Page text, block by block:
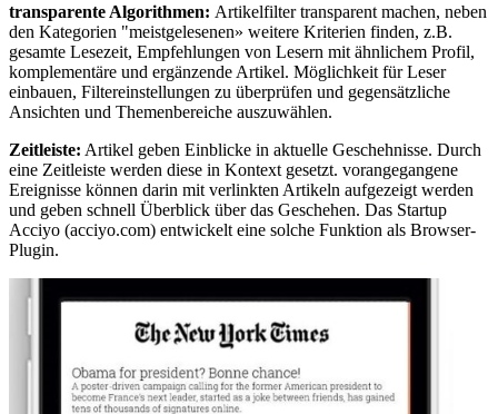
transparente Algorithmen: Artikelfilter transparent machen, neben
den Kategorien "meistgelesenen» weitere Kriterien finden, z.B.
gesamte Lesezeit, Empfehlungen von Lesern mit ähnlichem Profil,
komplementäre und ergänzende Artikel. Möglichkeit für Leser
einbauen, Filtereinstellungen zu überprüfen und gegensätzliche
Ansichten und Themenbereiche auszuwählen.
Zeitleiste: Artikel geben Einblicke in aktuelle Geschehnisse. Durch
eine Zeitleiste werden diese in Kontext gesetzt. vorangegangene
Ereignisse können darin mit verlinkten Artikeln aufgezeigt werden
und geben schnell Überblick über das Geschehen. Das Startup
Acciyo (acciyo.com) entwickelt eine solche Funktion als Browser-
Plugin.